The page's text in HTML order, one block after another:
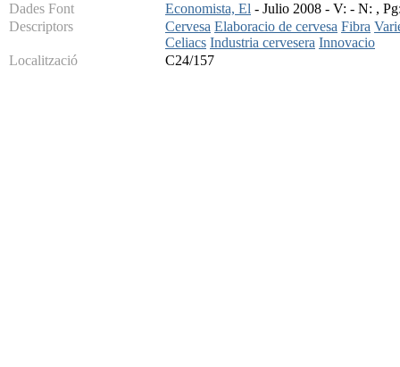
Dades Font
Economista, El - Julio 2008 - V: - N: ,
Descriptors
Cervesa Elaboracio de cervesa Fibra
Celiacs Industria cervesera Innovacio
Localització
C24/157